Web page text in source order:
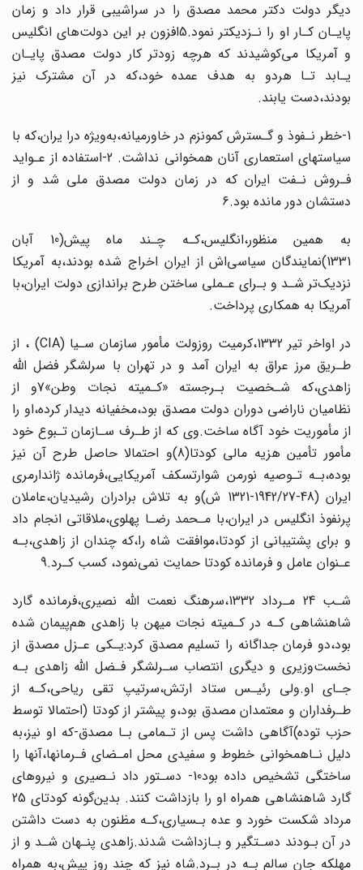
دیگر دولت دکتر محمد‌ مصدق‌ را‌ در سراشیبی‌ قرار داد و زمان
پایـان کـار او را نـزدیکتر نمود.5افزون بر این دولت‌های‌ انگلیس‌
و آمریکا می‌کوشیدند که هرچه زودتر کار دولت مصدق پایـان
یـابد تـا هردو‌ به‌ هدف‌ عمده خود،که در آن‌ مشترک نیز
بودند،دست یابند.
1-خطر نـفوذ و گـسترش کمونزم در‌ خاورمیانه‌،به‌ویژه‌ درا یران،که با
سیاستهای استعماری‌ آنان همخوانی نداشت. 2-استفاده از عـواید‌
فـروش‌ نـفت ایران که در زمان دولت مصدق ملی شد و از
دستشان دور مانده بود.6
به همین‌ منظور‌،انگلیس،کـه چـند ماه پیش(10 آبان
1331)نمایندگان سیاسی‌اش از ایران‌‌ اخراج‌ شده بودند،به آمریکا
نزدیک‌تر شـد و بـرای‌ عـملی‌ ساختن‌ طرح براندازی دولت ایران،با
آمریکا به‌ همکاری‌ پرداخت.
در اواخر تیر 1332،کرمیت روزولت مأمور سازمان سـیا (
CIA‌) ، از‌
طـریق مرز عراق به ایران‌ آمد‌ و در تهران‌ با‌ سرلشگر‌ فضل اللّه
زاهدی،که شـخصیت بـرجسته‌‌ «کـمیته‌ نجات وطن»7و از
نظامیان ناراضی دوران دولت مصدق بود،مخفیانه دیدار کرده‌،او‌ را
از مأموریت خود آگاه ساخت‌.وی که از طـرف‌ سـازمان‌ تـبوع خود
مأمور تأمین هزیه‌ مالی‌‌ کودتا(8)و احتمالا حاصل طرح آن نیز
بوده،بـه تـوصیه نورمن شوارتسکف آمریکایی‌،فرمانده ژاندارمری
ایران‌ (48-1942‌/27‌-1321‌ ش)و به تلاش برادران‌ رشیدیان‌،عاملان
پرنفوذ انگلیس در‌ ایران‌،با مـحمد رضـا پهلوی،ملاقاتی انجام داد
و برای پشتیبانی از کودتا،موافقت شاه را‌،که‌‌ چندان از زاهدی،بـه
عـنوان عامل‌ و فرمانده‌ کودتا حمایت‌ نمی‌نمود‌، کسب‌ کـرد.9
شـب 24 مـرداد‌ 1332،سرهنگ نعمت اللّه نصیری،فرمانده گارد
شاهنشاهی کـه در کـمیته‌ نجات میهن با زاهدی‌ هم‌پیمان‌ شده
بود،دو فرمان جداگانه را‌ تسلیم‌ مصدق‌ کرد‌:یـکی‌ عـزل‌ مصدق از‌
نخست‌وزیری‌ و دیگری انتصاب سـرلشگر فـضل اللّه زاهدی بـه
جـای او.ولی رئیـس‌ ستاد ارتش،سرتیپ تقی ریاحی‌،کـه‌ از‌
طـرفداران و معتمدان مصدق بود،و پیشتر از کودتا‌ (احتمالا‌ توسط‌
حزب‌ توده‌)آگاهی‌ داشت پس از تـمامی بـا مصدق-که او نیز،به
دلیل‌ نـاهمخوانی خطوط و سفیدی محل امـضای فـرمانها،آنها را
ساختگی تشخیص داده بود10- دسـتور داد نـصیری‌ و نیروهای
گارد شاهنشاهی همراه او را بازداشت کنند. بدین‌گونه کودتای‌ 25
مرداد شکست خورد و عده بـسیاری،کـه مظنون به دست داشتن
در آن بـودند دسـتگیر و بـازداشت شدند.زاهدی پنـهان شـد‌ و از‌
مهلکه جان سالم بـه در بـرد.شاه نیز که چند روز پیش،به‌ همراه